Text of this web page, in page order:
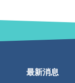
最新消息